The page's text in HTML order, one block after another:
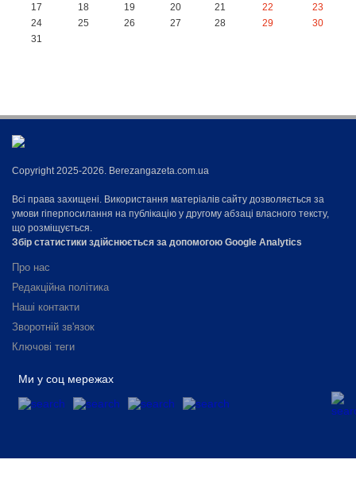
17
18 19 20 21 22
23
24
25 26 27 28 29
30
31
Copyright 2025-2026. Berezangazeta.com.ua
Всі права захищені. Використання матеріалів сайту дозволяється за
умови гіперпосилання на публікацію у другому абзаці власного тексту,
що розміщується.
Збір статистики здійснюється за допомогою Google Analytics
Про нас
Редакційна політика
Наші контакти
Зворотній зв'язок
Ключові теги
Ми у соц мережах